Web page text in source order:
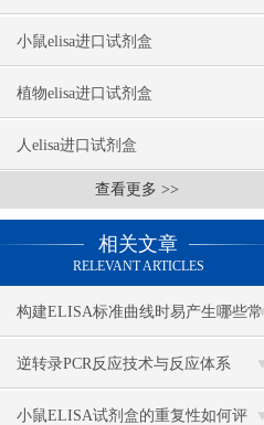
小鼠elisa进口试剂盒
植物elisa进口试剂盒
人elisa进口试剂盒
查看更多 >>
相关文章
RELEVANT ARTICLES
构建ELISA标准曲线时易产生哪些常
见异常？
逆转录PCR反应技术与反应体系
小鼠ELISA试剂盒的重复性如何评